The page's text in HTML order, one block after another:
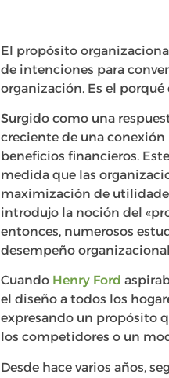
El propósito
de intenciones para
organización. Es el
Surgido como una
creciente de una
beneficios financieros.
medida que las
maximización de
introdujo la noción del
entonces, numerosos
desempeño
Cuando Henry Ford
el diseño a todos los
expresando un propósito
los competidores o un
Desde hace varios años,